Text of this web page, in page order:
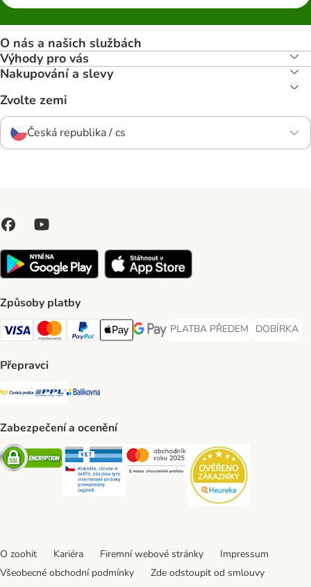
O nás a našich službách
Výhody pro vás
Nakupování a slevy
Zvolte zemi
Česká republika / cs
Způsoby platby
Visa Payment Method
Mastercard Payment Method
PayPal Payment Method
Apple pay Payment Method
GooglePay Payment Method
PLATBA PŘEDEM
PLATBA PŘEDEM Payment
DOBÍRKA
DOBÍRKA
Přepravci
Česká pošta Shipping Method
PPL Shipping Method
Balíkovna Shipping Method
Zabezpečení a ocenění
Security Security Security
O zoohit Kariéra Firemní webové stránky
Impressum
Všeobecné obchodní podmínky
Zde odstoupit od smlouvy